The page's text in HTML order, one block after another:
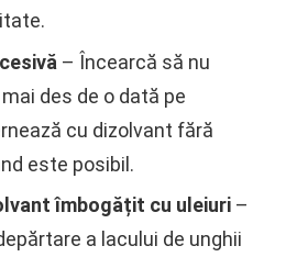
– Încearcă să nu
des de o dată pe
cu dizolvant fără
este posibil.
îmbogățit cu uleiuri –
a lacului de unghii